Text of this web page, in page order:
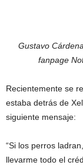
Gustavo
fanpage
Recientemente se
estaba detrás de
siguiente mensaje:
“Si los perros
llevarme todo el